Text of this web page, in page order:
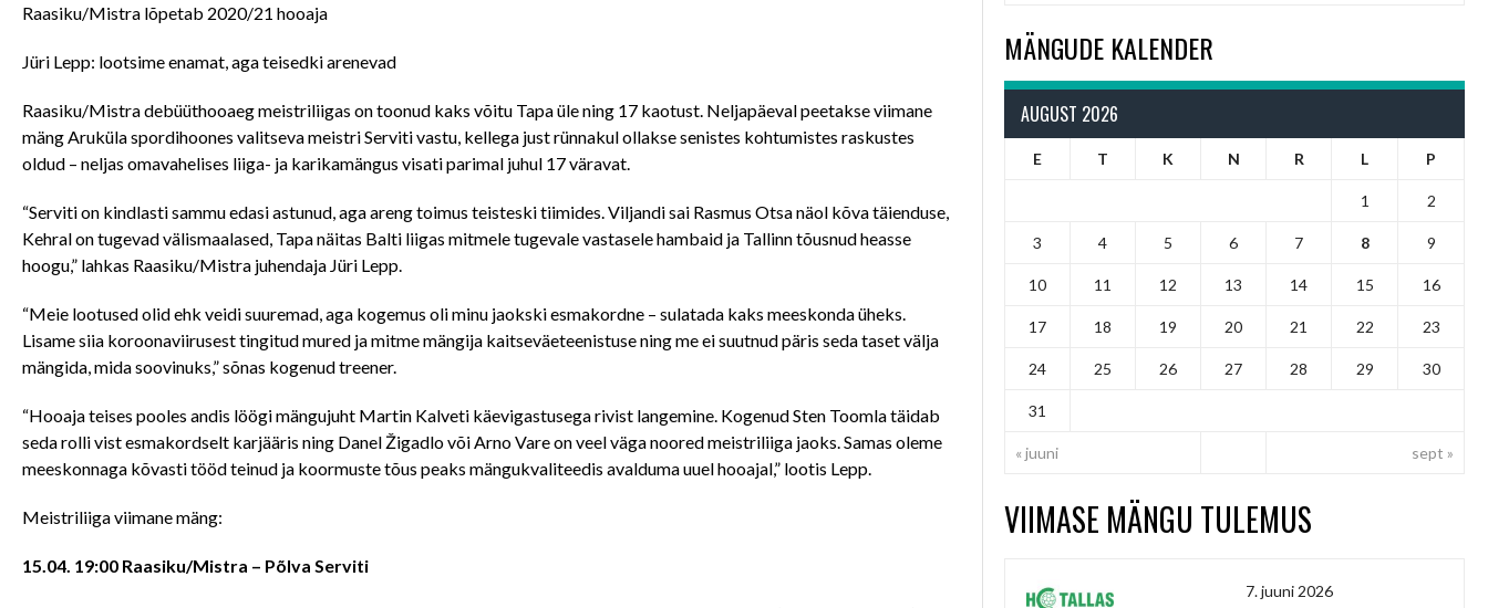
Raasiku/Mistra lõpetab 2020/21 hooaja
Jüri Lepp: lootsime enamat, aga teisedki arenevad
Raasiku/Mistra debüüthooaeg meistriliigas on toonud kaks võitu Tapa üle ning 17 kaotust. Neljapäeval peetakse viimane
mäng Aruküla spordihoones valitseva meistri Serviti vastu, kellega just rünnakul ollakse senistes kohtumistes raskustes
oldud – neljas omavahelises liiga- ja karikamängus visati parimal juhul 17 väravat.
“Serviti on kindlasti sammu edasi astunud, aga areng toimus teisteski tiimides. Viljandi sai Rasmus Otsa näol kõva täienduse,
Kehral on tugevad välismaalased, Tapa näitas Balti liigas mitmele tugevale vastasele hambaid ja Tallinn tõusnud heasse
hoogu,” lahkas Raasiku/Mistra juhendaja Jüri Lepp.
“Meie lootused olid ehk veidi suuremad, aga kogemus oli minu jaokski esmakordne – sulatada kaks meeskonda üheks.
Lisame siia koroonaviirusest tingitud mured ja mitme mängija kaitseväeteenistuse ning me ei suutnud päris seda taset välja
mängida, mida soovinuks,” sõnas kogenud treener.
“Hooaja teises pooles andis löögi mängujuht Martin Kalveti käevigastusega rivist langemine. Kogenud Sten Toomla täidab
seda rolli vist esmakordselt karjääris ning Danel Žigadlo või Arno Vare on veel väga noored meistriliiga jaoks. Samas oleme
meeskonnaga kõvasti tööd teinud ja koormuste tõus peaks mängukvaliteedis avalduma uuel hooajal,” lootis Lepp.
Meistriliiga viimane mäng:
15.04. 19:00 Raasiku/Mistra – Põlva Serviti
MÄNGUDE KALENDER
AUGUST 2026
E T K N R L P
« juuni sept »
1 2
3 4 5 6 7 8 9
10 11 12 13 14 15 16
17 18 19 20 21 22 23
24 25 26 27 28 29 30
31
VIIMASE MÄNGU TULEMUS
7. juuni 2026